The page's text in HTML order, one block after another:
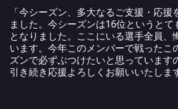
「今シーズン、多大なるご支援・応
ました。今シーズンは16位というと
となりました。ここにいる選手全員、
います。今年このメンバーで戦ったこ
ズンで必ずぶつけたいと思っています
引き続き応援よろしくお願いいたしま